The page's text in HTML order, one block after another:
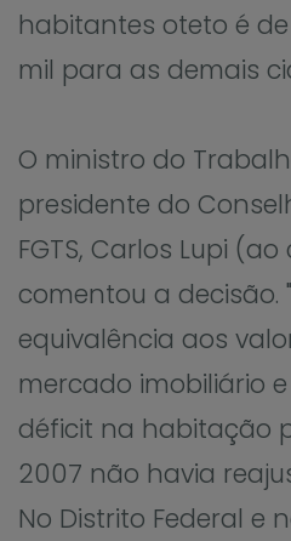
habitantes oteto é de
mil para as demais
O ministro do
presidente do
FGTS, Carlos Lupi
comentou a decisão.
equivalência aos
mercado imobiliário
déficit na habitação
2007 não havia
No Distrito Federal e